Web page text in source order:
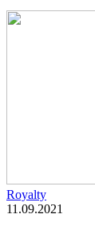
Royalty
11.09.2021